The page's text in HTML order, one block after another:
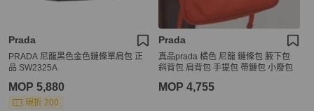
Prada
PRADA 尼龍黑色金色鏈條單肩包 正
品 SW2325A
MOP 5,880
現折 200
Prada
真品prada 橘色 尼龍 鏈條包 腋下包
斜背包 肩背包 手提包 帶鏈包 小廢包
MOP 4,755